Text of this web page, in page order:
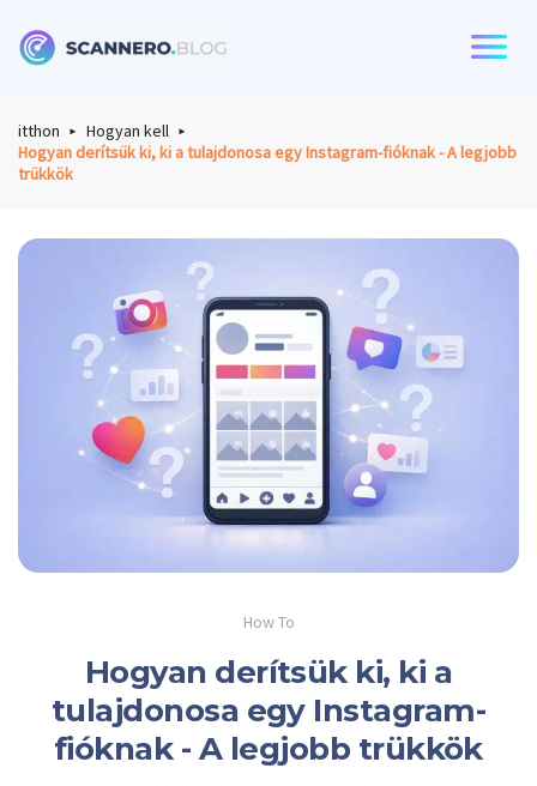
itthon
Hogyan kell
Hogyan derítsük ki, ki a tulajdonosa egy Instagram-fióknak - A legjobb
trükkök
How To
Hogyan derítsük ki, ki a
tulajdonosa egy Instagram-
fióknak - A legjobb trükkök